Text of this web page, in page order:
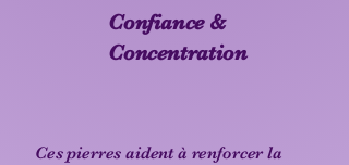
Confiance &
Concentration
Ces pierres aident à renforcer la